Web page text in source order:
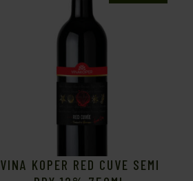
VINA KOPER RED CUVE SEMI